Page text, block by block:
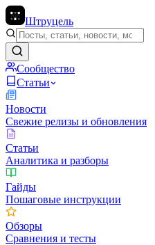
Штруцель
Сообщество
Статьи
Новости
Свежие релизы и обновления
Статьи
Аналитика и разборы
Гайды
Пошаговые инструкции
Обзоры
Сравнения и тесты